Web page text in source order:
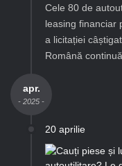
Cele 80 de
leasing financiar
a licitației
Română
apr.
- 2025 -
20 aprilie